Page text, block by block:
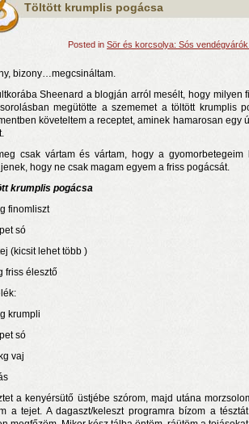
a nyár még tart!
Töltött krumplis pogácsa
Posted in Sör és korcsolya: Sós
bizony…megcsináltam.
Sheenard a blogján arról mesélt, hogy milyen
megütötte a szememet a töltött krumplis
követeltem a receptet, aminek hamarosan egy
csak vártam és vártam, hogy a
hogy ne csak magam egyem a friss pogácsát.
krumplis pogácsa
finomliszt
só
(kicsit lehet több )
friss élesztő
krumpli
só
vaj
a kenyérsütő üstjébe szórom, majd utána
a tejet. A dagaszt/keleszt programra bízom a